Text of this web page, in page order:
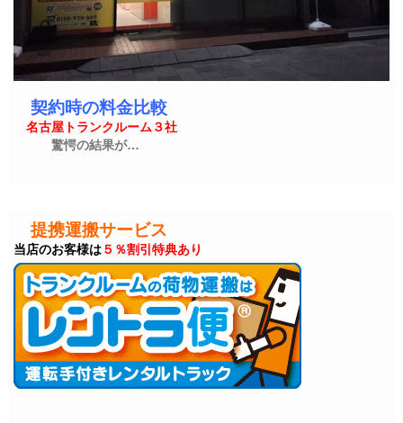
契約時の料金比較
名古屋トランクルーム３社
驚愕の結果が…
提携運搬サービス
当店のお客様は５％割引特典あり